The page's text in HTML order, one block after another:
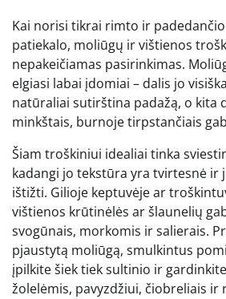
Kai norisi tikrai rimto ir
patiekalo, moliūgų ir vištienos
nepakeičiamas pasirinkimas.
elgiasi labai įdomiai – dalis jo
natūraliai sutirština padažą, o kita
minkštais, burnoje tirpstančiais
Šiam troškiniui idealiai tinka
kadangi jo tekstūra yra tvirtesnė ir
ištižti. Gilioje keptuvėje ar
vištienos krūtinėlės ar šlaunelių
svogūnais, morkomis ir salierais.
pjaustytą moliūgą, smulkintus
įpilkite šiek tiek sultinio ir
žolelėmis, pavyzdžiui, čiobreliais ir